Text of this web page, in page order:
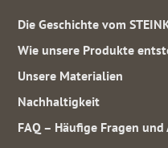
Die Geschichte vom
Wie unsere Produkte
Unsere Materialien
Nachhaltigkeit
FAQ – Häufige Fragen